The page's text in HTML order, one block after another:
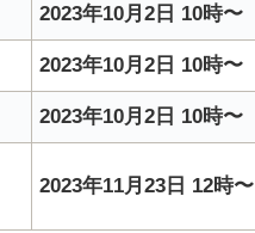
2023年10月2日 10時〜
2023年10月2日 10時〜
2023年10月2日 10時〜
2023年11月23日 12時〜